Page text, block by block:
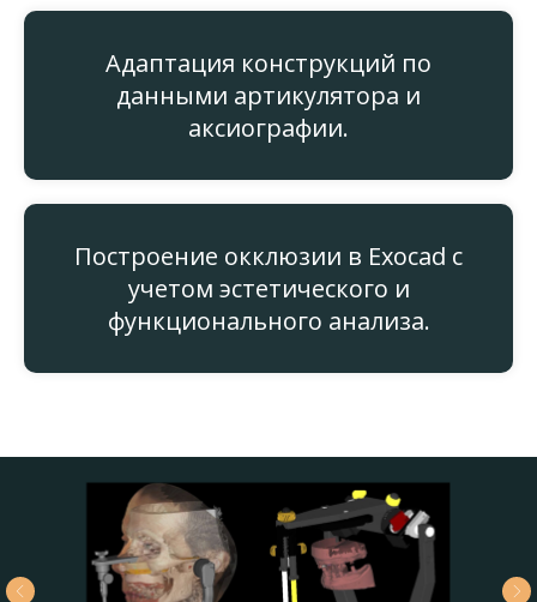
Адаптация конструкций по
данными артикулятора и
аксиографии.
Построение окклюзии в Exocad с
учетом эстетического и
функционального анализа.